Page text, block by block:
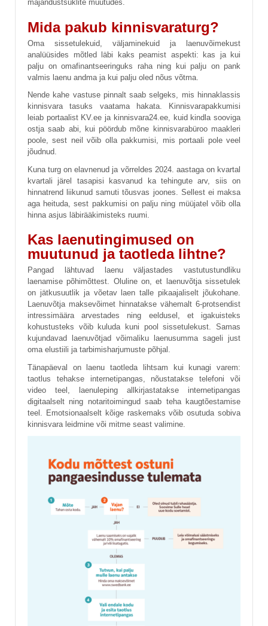
majandustsüklite muutudes.
Mida pakub kinnisvaraturg?
Oma sissetulekuid, väljaminekuid ja laenuvõimekust
analüüsides mõtled läbi kaks peamist aspekti: kas ja kui
palju on omafinantseeringuks raha ning kui palju on pank
valmis laenu andma ja kui palju oled nõus võtma.
Nende kahe vastuse pinnalt saab selgeks, mis hinnaklassis
kinnisvara tasuks vaatama hakata. Kinnisvarapakkumisi
leiab portaalist KV.ee ja kinnisvara24.ee, kuid kindla sooviga
ostja saab abi, kui pöördub mõne kinnisvarabüroo maakleri
poole, sest neil võib olla pakkumisi, mis portaali pole veel
jõudnud.
Kuna turg on elavnenud ja võrreldes 2024. aastaga on kvartal
kvartali järel tasapisi kasvanud ka tehingute arv, siis on
hinnatrend liikunud samuti tõusvas joones. Sellest ei maksa
aga heituda, sest pakkumisi on palju ning müüjatel võib olla
hinna asjus läbirääkimisteks ruumi.
Kas laenutingimused on
muutunud ja taotleda lihtne?
Pangad lähtuvad laenu väljastades vastutustundliku
laenamise põhimõttest. Oluline on, et laenuvõtja sissetulek
on jätkusuutlik ja võetav laen talle pikaajaliselt jõukohane.
Laenuvõtja maksevõimet hinnatakse vähemalt 6-protsendist
intressimäära arvestades ning eeldusel, et igakuisteks
kohustusteks võib kuluda kuni pool sissetulekust. Samas
kujundavad laenuvõtjad võimaliku laenusumma sageli just
oma elustiili ja tarbimisharjumuste põhjal.
Tänapäeval on laenu taotleda lihtsam kui kunagi varem:
taotlus tehakse internetipangas, nõustatakse telefoni või
video teel, laenuleping allkirjastatakse internetipangas
digitaalselt ning notaritoimingud saab teha kaugtõestamise
teel. Emotsionaalselt kõige raskemaks võib osutuda sobiva
kinnisvara leidmine või mitme seast valimine.